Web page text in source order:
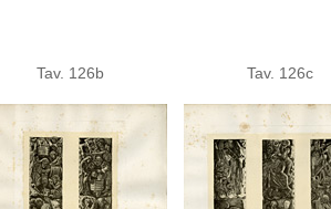
Tav. 126b Tav. 126c